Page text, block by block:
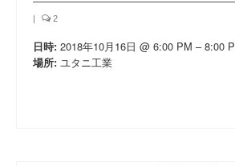
| 2
日時: 2018年10月16日 @ 6:00 PM – 8:00
場所: ユタニ工業